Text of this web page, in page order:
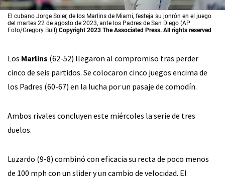
El cubano Jorge Soler, de los Marlins de Miami, festeja su jonrón en el juego
del martes 22 de agosto de 2023, ante los Padres de San Diego (AP
Foto/Gregory Bull) Copyright 2023 The Associated Press. All rights reserved
Los Marlins (62-52) llegaron al compromiso tras perder
cinco de seis partidos. Se colocaron cinco juegos encima de
los Padres (60-67) en la lucha por un pasaje de comodín.
Ambos rivales concluyen este miércoles la serie de tres
duelos.
Luzardo (9-8) combinó con eficacia su recta de poco menos
de 100 mph con un slider y un cambio de velocidad. El